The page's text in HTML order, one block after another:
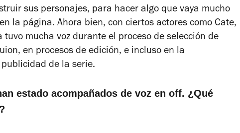
sus personajes, para hacer algo que vaya mucho
la página. Ahora bien, con ciertos actores como Cate,
mucha voz durante el proceso de selección de
en procesos de edición, e incluso en la
de la serie.
estado acompañados de voz en off. ¿Qué